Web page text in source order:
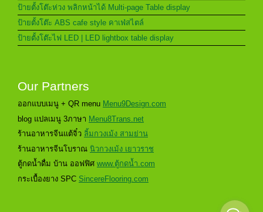
ป้ายตั้งโต๊ะห่วง พลิกหน้าได้ Multi-page Table display
ป้ายตั้งโต๊ะ ABS cafe style คาเฟ่สไตล์
ป้ายตั้งโต๊ะไฟ LED | LED lightbox table display
Our Partners
ออกแบบเมนู + QR menu Menu9Design.com
blog แปลเมนู 3ภาษา Menu8Trans.net
ร้านอาหารจีนแต้จิ๋ว ลิ้มกวงเม้ง สามย่าน
ร้านอาหารจีนโบราณ นิวกวงเม้ง เยาวราช
ตู้กดน้ำดื่ม บ้าน ออฟฟิศ www.ตู้กดน้ำ.com
กระเบื้องยาง SPC SincereFlooring.com